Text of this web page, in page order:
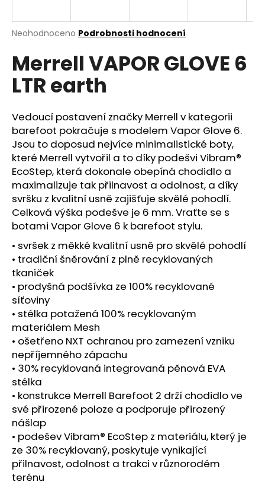
Průměrné
produktu
je
0,0
hvězdiček.
Neohodnoceno Podrobnosti hodnocení
Merrell VAPOR GLOVE 6
LTR earth
Vedoucí postavení značky Merrell v kategorii
barefoot pokračuje s modelem Vapor Glove 6.
Jsou to doposud nejvíce minimalistické boty,
které Merrell vytvořil a to díky podešvi Vibram®
EcoStep, která dokonale obepíná chodidlo a
maximalizuje tak přilnavost a odolnost, a díky
svršku z kvalitní usně zajišťuje skvělé pohodlí.
Celková výška podešve je 6 mm. Vraťte se s
botami Vapor Glove 6 k barefoot stylu.
• svršek z měkké kvalitní usně pro skvělé pohodlí
• tradiční šněrování z plně recyklovaných
tkaniček
• prodyšná podšívka ze 100% recyklované
síťoviny
• stélka potažená 100% recyklovaným
materiálem Mesh
• ošetřeno NXT ochranou pro zamezení vzniku
nepříjemného zápachu
• 30% recyklovaná integrovaná pěnová EVA
stélka
• konstrukce Merrell Barefoot 2 drží chodidlo ve
své přirozené poloze a podporuje přirozený
nášlap
• podešev Vibram® EcoStep z materiálu, který je
ze 30% recyklovaný, poskytuje vynikající
přilnavost, odolnost a trakci v různorodém
terénu
j
t
?
HLEDAT
D
o
p
o
r
u
č
u
j
e
m
e
BOTY
CRAFT
ENDURANCE
3
-
BÍLÁ
3
990
Kč